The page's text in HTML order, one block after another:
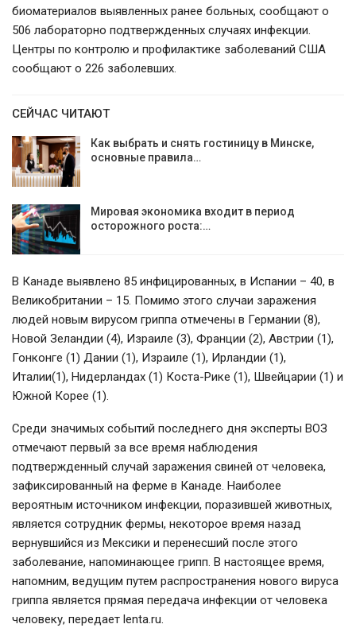
биоматериалов выявленных ранее больных, сообщают о
506 лабораторно подтвержденных случаях инфекции.
Центры по контролю и профилактике заболеваний США
сообщают о 226 заболевших.
СЕЙЧАС ЧИТАЮТ
Как выбрать и снять гостиницу в Минске,
основные правила…
Мировая экономика входит в период
осторожного роста:…
В Канаде выявлено 85 инфицированных, в Испании – 40, в
Великобритании – 15. Помимо этого случаи заражения
людей новым вирусом гриппа отмечены в Германии (8),
Новой Зеландии (4), Израиле (3), Франции (2), Австрии (1),
Гонконге (1) Дании (1), Израиле (1), Ирландии (1),
Италии(1), Нидерландах (1) Коста-Рике (1), Швейцарии (1) и
Южной Корее (1).
Среди значимых событий последнего дня эксперты ВОЗ
отмечают первый за все время наблюдения
подтвержденный случай заражения свиней от человека,
зафиксированный на ферме в Канаде. Наиболее
вероятным источником инфекции, поразившей животных,
является сотрудник фермы, некоторое время назад
вернувшийся из Мексики и перенесший после этого
заболевание, напоминающее грипп. В настоящее время,
напомним, ведущим путем распространения нового вируса
гриппа является прямая передача инфекции от человека
человеку, передает lenta.ru.